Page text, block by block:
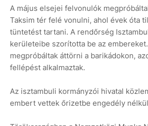
A május elsejei felvonulók
Taksim tér felé vonulni, ahol évek óta
tüntetést tartani. A rendőrség
kerületeibe szorította be az
megpróbáltak áttörni a barikádokon,
fellépést alkalmaztak.
Az isztambuli kormányzói hivatal
embert vettek őrizetbe engedély